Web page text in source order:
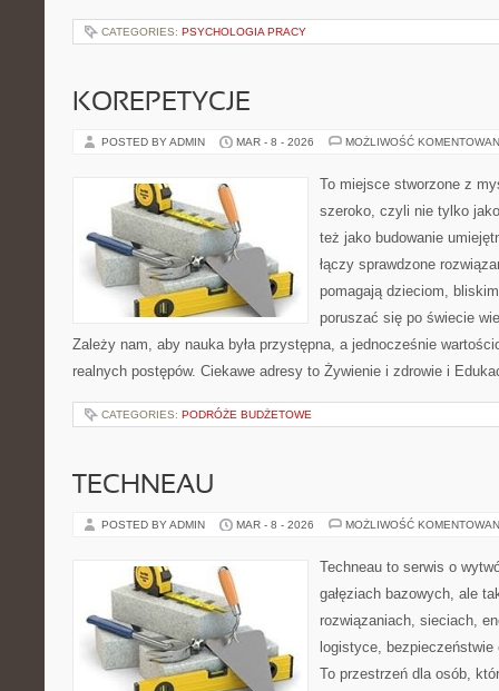
CATEGORIES: PSYCHOLOGIA PRACY
KOREPETYCJE
POSTED BY ADMIN MAR - 8 - 2026 MOŻLIWOŚĆ
To miejsce stworzone z
szeroko, czyli nie tylko
też jako budowanie
łączy sprawdzone
pomagają dzieciom,
poruszać się po świecie
Zależy nam, aby nauka była przystępna, a jednocześnie
realnych postępów. Ciekawe adresy to Żywienie i zdrowie i
CATEGORIES: PODRÓŻE BUDŻETOWE
TECHNEAU
POSTED BY ADMIN MAR - 8 - 2026 MOŻLIWOŚĆ
Techneau to serwis o
gałęziach bazowych, ale
rozwiązaniach, sieciach,
logistyce,
To przestrzeń dla osób,